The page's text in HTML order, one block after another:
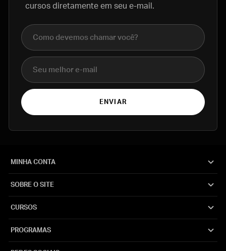
cursos diretamente em seu e-mail.
Nome completo
E-mail
ENVIAR
MINHA CONTA
SOBRE O SITE
CURSOS
PROGRAMAS